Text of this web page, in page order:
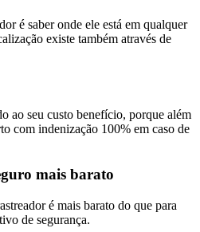
é saber onde ele está em qualquer
existe também através de
ao seu custo benefício, porque além
com indenização 100% em caso de
mais barato
é mais barato do que para
de segurança.